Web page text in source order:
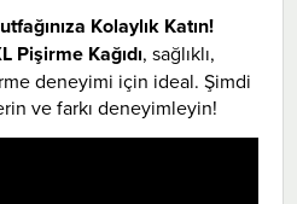
Kolaylık Katın!
Pişirme Kağıdı, sağlıklı,
deneyimi için ideal. Şimdi
ve farkı deneyimleyin!